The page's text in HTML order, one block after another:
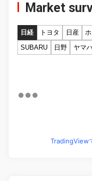
Market
日経 トヨタ 日産
SUBARU
日野 ヤマ
TradingView